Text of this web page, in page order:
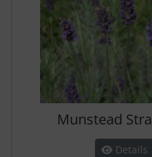
Munstead
Details